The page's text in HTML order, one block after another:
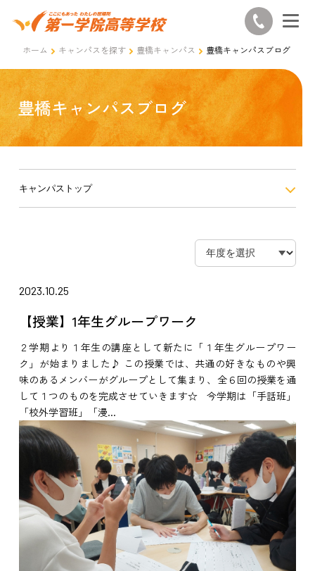
ホーム キャンパスを探す 豊橋キャンパス 豊橋キャンパスブログ
豊橋キャンパスブログ
キャンパストップ
2023.10.25
【授業】1年生グループワーク
２学期より１年生の講座として新たに「１年生グループワー
ク」が始まりました♪ この授業では、共通の好きなものや興
味のあるメンバーがグループとして集まり、全６回の授業を通
して１つのものを完成させていきます☆ 今学期は「手話班」
「校外学習班」「漫...